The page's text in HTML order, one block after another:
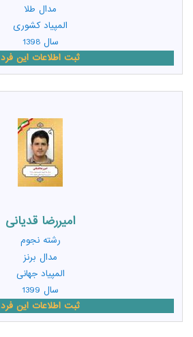
مدال طلا
المپیاد کشوری
سال 1398
ثبت اطلاعات این فرد
امیررضا قدیانی
رشته نجوم
مدال برنز
المپیاد جهانی
سال 1399
ثبت اطلاعات این فرد